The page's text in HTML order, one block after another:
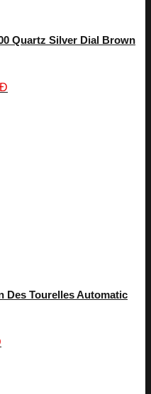
Quartz Silver Dial Brown
Des Tourelles Automatic